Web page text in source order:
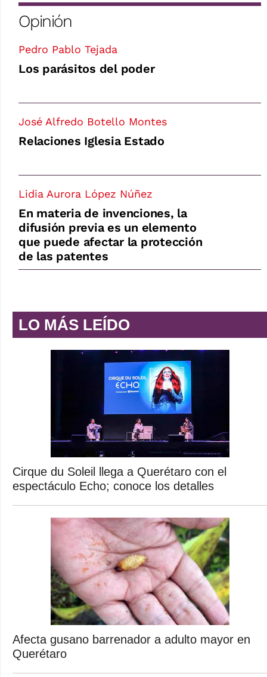
Opinión
Pedro Pablo Tejada
Los parásitos del poder
José Alfredo Botello Montes
Relaciones Iglesia Estado
Lidia Aurora López Núñez
En materia de invenciones, la
difusión previa es un elemento
que puede afectar la protección
de las patentes
LO MÁS LEÍDO
Cirque du Soleil llega a Querétaro con el
espectáculo Echo; conoce los detalles
Afecta gusano barrenador a adulto mayor en
Querétaro